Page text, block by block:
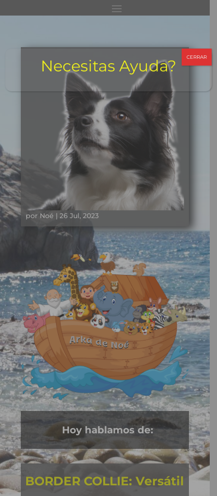
por Noé |26 Jul, 2023
Hoy hablamos de:
BORDER COLLIE: Versátil
Necesitas Ayuda? CERRAR